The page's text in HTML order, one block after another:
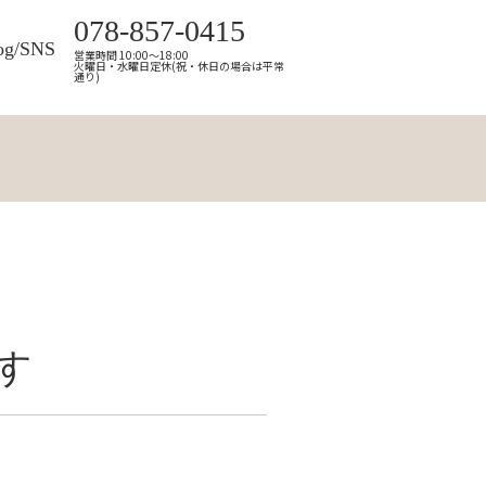
SNS
078-857-0415
営業時間 10:00～18:00
火曜日・水曜日定休(祝・休日の場合は平常
通り)